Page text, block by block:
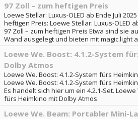
97 Zoll – zum heftigen Preis
Loewe Stellar: Luxus-OLED ab Ende Juli
heftigen Preis: Loewe Stellar: Luxus-OLED
97 Zoll – zum heftigen Preis Etwa sind sie
Wand ausgelegt und bieten mit magic.light
Loewe We. Boost: 4.1.2-System
Dolby Atmos
Loewe We. Boost: 4.1.2-System fürs
Loewe We. Boost: 4.1.2-System fürs
Es handelt sich hier um ein 4.2.1-Set. Loewe
fürs Heimkino mit Dolby Atmos
Loewe We. Beam: Portabler Mini-